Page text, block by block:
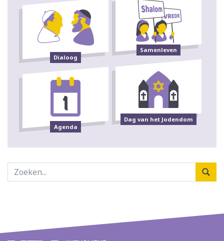
Dialoog
Samenleven
Agenda
Dag van het Jodendom